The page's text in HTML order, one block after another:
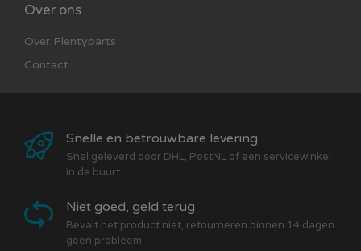
Over ons
Over Plentyparts
Contact
Snelle en betrouwbare levering
Snel geleverd door DHL, PostNL of een servicewinkel
in de buurt
Niet goed, geld terug
Bevalt het product niet, retourneren binnen 14 dagen
geen probleem